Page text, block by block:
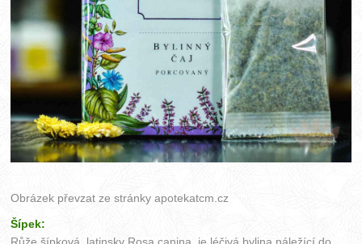
Obrázek převzat ze stránkyapotekatcm.cz
Šípek: